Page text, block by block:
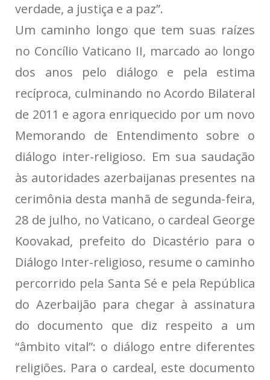
verdade, a justiça e a paz”.
Um caminho longo que tem suas raízes
no Concílio Vaticano II, marcado ao longo
dos anos pelo diálogo e pela estima
recíproca, culminando no Acordo Bilateral
de 2011 e agora enriquecido por um novo
Memorando de Entendimento sobre o
diálogo inter-religioso. Em sua saudação
às autoridades azerbaijanas presentes na
cerimônia desta manhã de segunda-feira,
28 de julho, no Vaticano, o cardeal George
Koovakad, prefeito do Dicastério para o
Diálogo Inter-religioso, resume o caminho
percorrido pela Santa Sé e pela República
do Azerbaijão para chegar à assinatura
do documento que diz respeito a um
“âmbito vital”: o diálogo entre diferentes
religiões. Para o cardeal, este documento